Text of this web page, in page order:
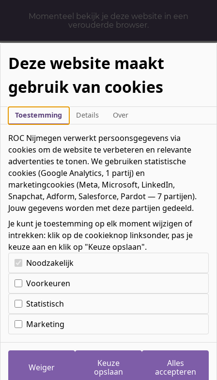
Momenteel bekijk je deze website in een
verouderde browser.
Mbo-opleidingen
Werken & Leren
Mavo / havo / vwo
Contact
Over ons
Bedrijven
Favorieten0favorieten
Mijn ROC
Zoeken
Home»Mbo-opleidingen
Bouw, Afbouw & Infra»
Bouw & Grond-, Weg- en Waterbouw
Elektro- en installatietechniek»
Leidinggevende van technici
Leidinggevende van
technici
Deze website maakt
gebruik van cookies
Toestemming Details Over
ROC Nijmegen verwerkt persoonsgegevens via
cookies om de website te verbeteren en relevante
advertenties te tonen. We gebruiken statistische
cookies (Google Analytics, 1 partij) en
marketingcookies (Meta, Microsoft, LinkedIn,
Snapchat, Adform, Salesforce, Pardot — 7 partijen).
Jouw gegevens worden met deze partijen gedeeld.
Je kunt je toestemming op elk moment wijzigen of
intrekken: klik op de cookieknop linksonder, pas je
keuze aan en klik op "Keuze opslaan".
Kies uw cookie-voorkeuren
Noodzakelijk
Voorkeuren
Statistisch
Marketing
Weiger
Keuze
opslaan
Alles
accepteren